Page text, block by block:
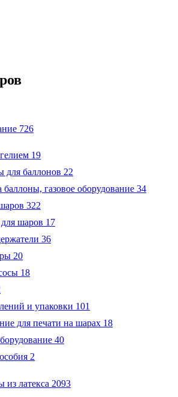
726
19
для баллонов 22
баллоны, газовое оборудование 34
322
шаров 17
36
20
18
и упаковки 101
для печати на шарах 18
40
2
латекса 2093